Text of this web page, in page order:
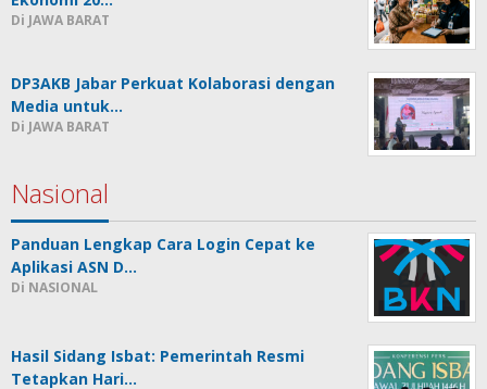
Di JAWA BARAT
DP3AKB Jabar Perkuat Kolaborasi dengan
Media untuk…
Di JAWA BARAT
Nasional
Panduan Lengkap Cara Login Cepat ke
Aplikasi ASN D…
Di NASIONAL
Hasil Sidang Isbat: Pemerintah Resmi
Tetapkan Hari…